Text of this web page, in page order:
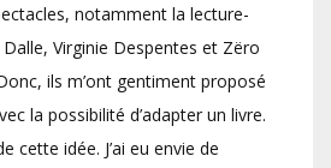
notamment la lecture-
Virginie Despentes et Zëro
ils m’ont gentiment proposé
la possibilité d’adapter un livre.
cette idée. J’ai eu envie de